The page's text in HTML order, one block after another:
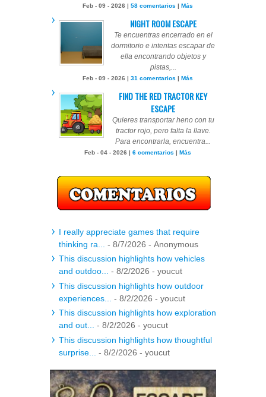
Feb - 09 - 2026 | 58 comentarios | Más
NIGHT ROOM ESCAPE
Te encuentras encerrado en el
dormitorio e intentas escapar de
ella encontrando objetos y
pistas,...
Feb - 09 - 2026 | 31 comentarios | Más
FIND THE RED TRACTOR KEY
ESCAPE
Quieres transportar heno con tu
tractor rojo, pero falta la llave.
Para encontrarla, encuentra...
Feb - 04 - 2026 | 6 comentarios | Más
I really appreciate games that require
thinking ra...
- 8/7/2026 - Anonymous
This discussion highlights how vehicles
and outdoo... - 8/2/2026 - youcut
This discussion highlights how outdoor
experiences...
- 8/2/2026 - youcut
This discussion highlights how exploration
and out... - 8/2/2026 - youcut
This discussion highlights how thoughtful
surprise...
- 8/2/2026 - youcut